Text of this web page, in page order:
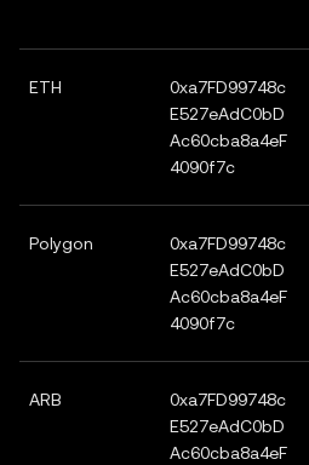
ETH
0xa7FD99748c
E527eAdC0bD
Ac60cba8a4eF
4090f7c
Polygon
0xa7FD99748c
E527eAdC0bD
Ac60cba8a4eF
4090f7c
ARB
0xa7FD99748c
E527eAdC0bD
Ac60cba8a4eF